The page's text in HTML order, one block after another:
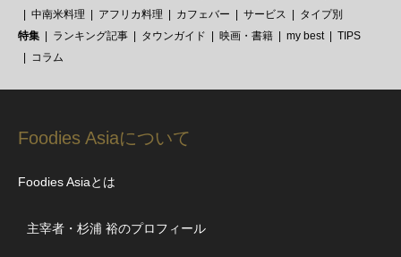
中南米料理
アフリカ料理 カフェバー サービス
タイプ別
特集
ランキング記事 タウンガイド 映画・書籍 my best
TIPS
コラム
Foodies Asiaについて
Foodies Asiaとは
主宰者・杉浦 裕のプロフィール